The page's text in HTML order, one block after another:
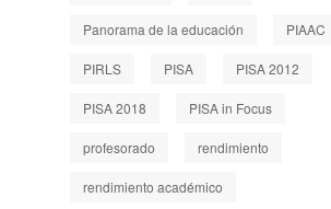
Panorama de la educación PIAAC
PIRLS PISA PISA 2012
PISA 2018 PISA in Focus
profesorado rendimiento
rendimiento académico